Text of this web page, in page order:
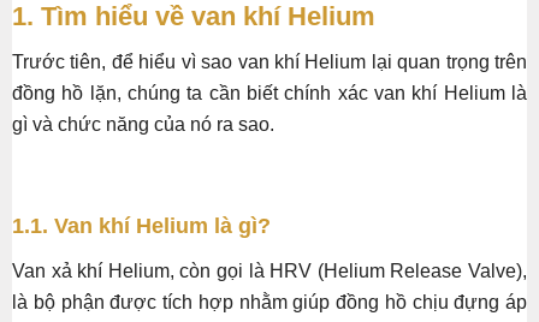
1. Tìm hiểu về van khí Helium
Trước tiên, để hiểu vì sao van khí Helium lại quan trọng trên
đồng hồ lặn, chúng ta cần biết chính xác van khí Helium là
gì và chức năng của nó ra sao.
1.1. Van khí Helium là gì?
Van xả khí Helium, còn gọi là HRV (Helium Release Valve),
là bộ phận được tích hợp nhằm giúp đồng hồ chịu đựng áp